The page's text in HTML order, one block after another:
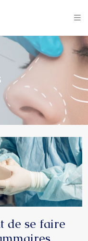
de se faire